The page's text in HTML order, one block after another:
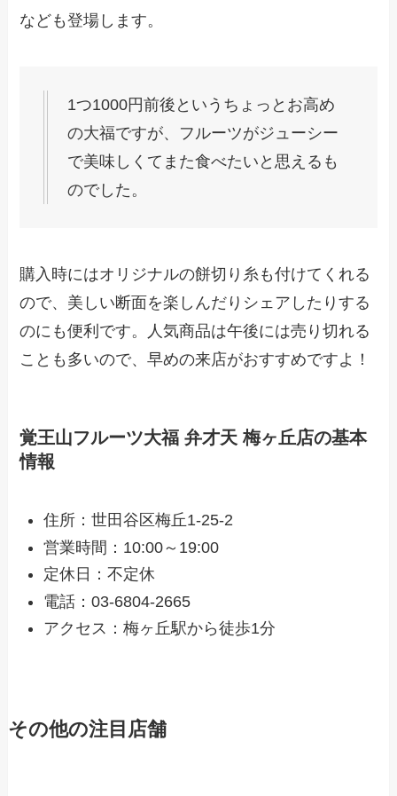
なども登場します。
1つ1000円前後というちょっとお高め
の大福ですが、フルーツがジューシー
で美味しくてまた食べたいと思えるも
のでした。
購入時にはオリジナルの餅切り糸も付けてくれる
ので、美しい断面を楽しんだりシェアしたりする
のにも便利です。人気商品は午後には売り切れる
ことも多いので、早めの来店がおすすめですよ！
覚王山フルーツ大福 弁才天 梅ヶ丘店の基本
情報
住所：世田谷区梅丘1-25-2
営業時間：10:00～19:00
定休日：不定休
電話：03-6804-2665
アクセス：梅ヶ丘駅から徒歩1分
その他の注目店舗